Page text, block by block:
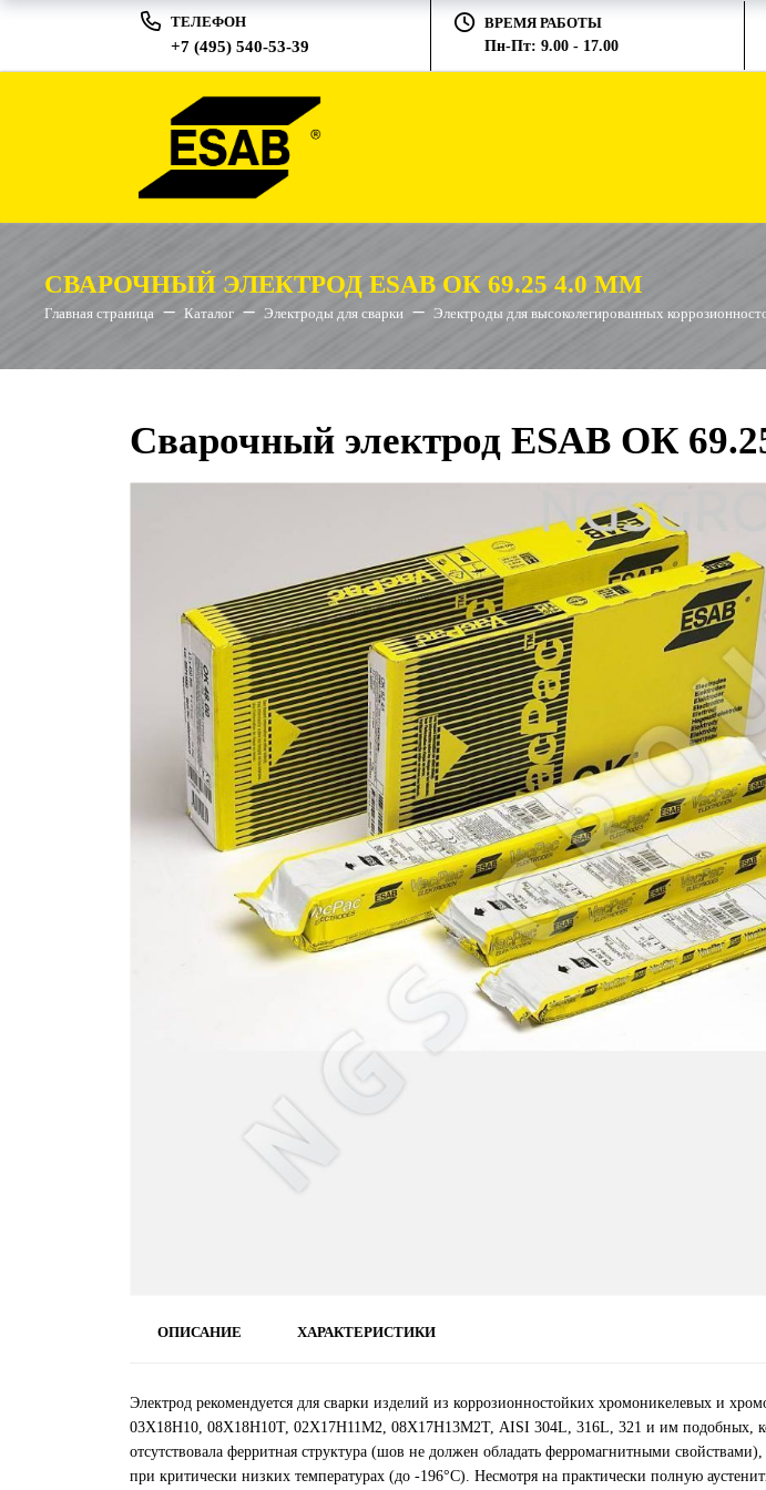
ТЕЛЕФОН
+7 (495) 540-53-39
ВРЕМЯ РАБОТЫ
Пн-Пт: 9.00 - 17.00
СВАРОЧНЫЙ ЭЛЕКТРОД ESAB ОК 69.25 4.0 ММ
Главная страница Каталог Электроды для сварки Электроды для высоколегированных
Сварочный электрод ESAB ОК
ОПИСАНИЕ ХАРАКТЕРИСТИКИ
Электрод рекомендуется для сварки изделий из коррозионностойких хромоникелевых и
03Х18Н10, 08Х18Н10Т, 02Х17Н11М2, 08Х17Н13М2Т, AISI 304L, 316L, 321 и им подобных,
отсутствовала ферритная структура (шов не должен обладать ферромагнитными
при критически низких температурах (до -196°С). Несмотря на практически полную